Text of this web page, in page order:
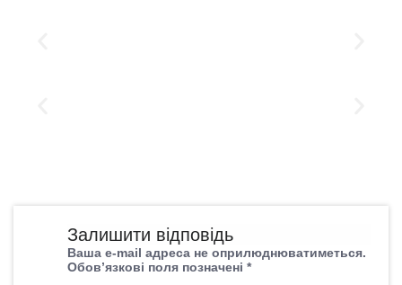
Залишити відповідь
Ваша e-mail адреса не оприлюднюватиметься.
Обов’язкові поля позначені *